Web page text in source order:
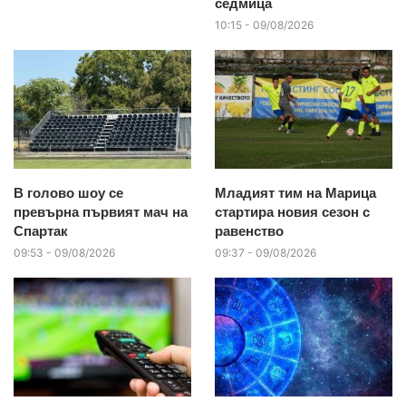
седмица
10:15 - 09/08/2026
В голово шоу се
превърна първият мач на
Спартак
09:53 - 09/08/2026
Младият тим на Марица
стартира новия сезон с
равенство
09:37 - 09/08/2026